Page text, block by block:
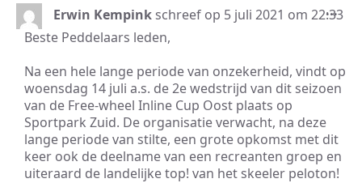
Erwin Kempink schreef op 5 juli 2021 om 22:33
Beste Peddelaars leden,
Na een hele lange periode van onzekerheid, vindt op
woensdag 14 juli a.s. de 2e wedstrijd van dit seizoen
van de Free-wheel Inline Cup Oost plaats op
Sportpark Zuid. De organisatie verwacht, na deze
lange periode van stilte, een grote opkomst met dit
keer ook de deelname van een recreanten groep en
uiteraard de landelijke top! van het skeeler peloton!
...